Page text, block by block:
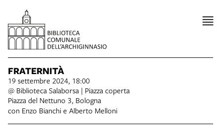
FRATERNITÀ
19 settembre 2024, 18:00
@ Biblioteca Salaborsa | Piazza coperta
Piazza del Nettuno 3, Bologna
con Enzo Bianchi e Alberto Melloni